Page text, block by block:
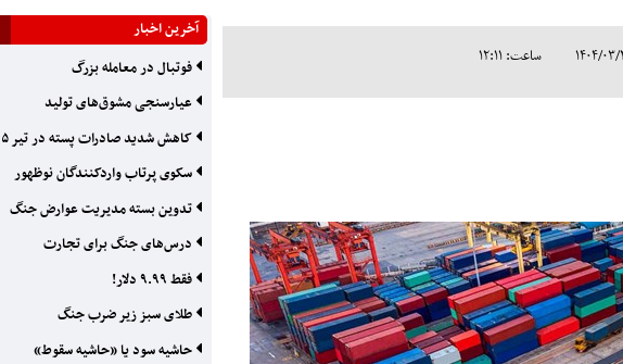
ساعت: ۱۲:۱۱
آخرین اخبار
فوتبال در معامله بزرگ
عیارسنجی مشوق‌های تولید
کاهش شدید صادرات پسته در تیر ۱۴۰۵
سکوی پرتاب واردکنندگان نوظهور
تدوین بسته مدیریت عوارض جنگ
درس‌های جنگ برای تجارت
فقط ۹.۹۹ دلار!
طلای سبز زیر ضرب جنگ
حاشیه سود یا «حاشیه سقوط»